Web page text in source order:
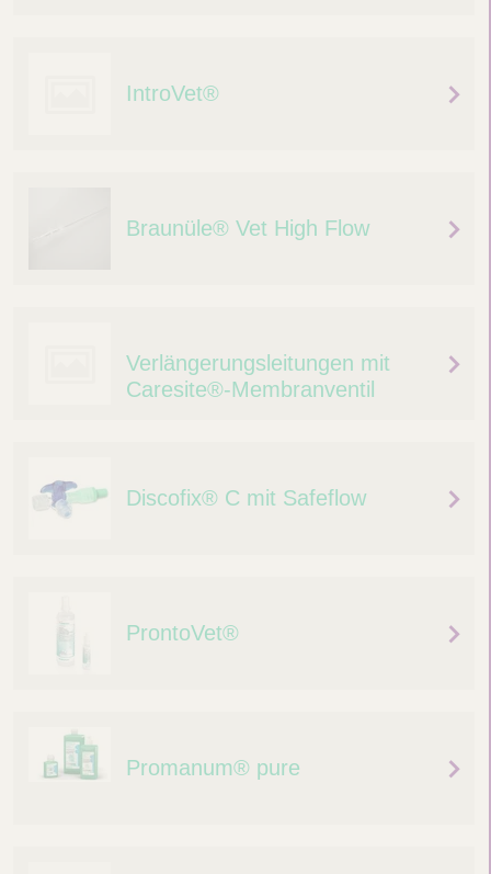
IntroVet®
Braunüle® Vet High Flow
Verlängerungsleitungen mit
Caresite®-Membranventil
Discofix® C mit Safeflow
ProntoVet®
Promanum® pure